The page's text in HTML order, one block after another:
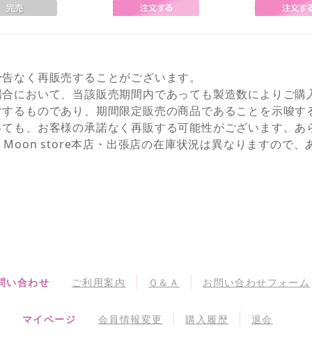
なく再販売することがございます。
において、当該販売期間内であっても製造数によりご
るものであり、期間限定販売の商品であることを示唆す
も、お客様の承諾なく再販する可能性がございます。あ
store本店・出張店の在庫状況は異なりますので、
い合わせ ご利用案内 Ｑ＆Ａ お問い合わせフォーム
マイページ 会員情報変更 購入履歴 退会